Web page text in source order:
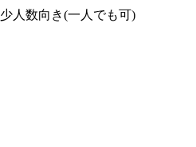
少人数向き(一人でも可)